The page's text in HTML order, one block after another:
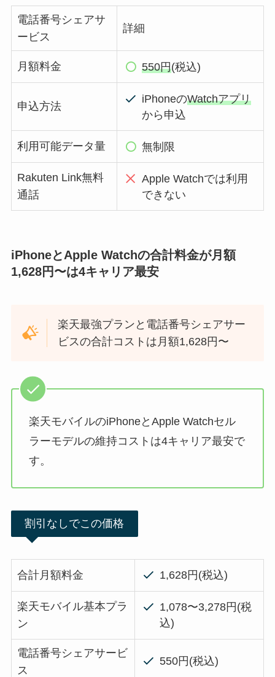
電話番号シェアサ
ービス
詳細
月額料金 550円(税込)
申込方法
iPhoneのWatchアプリ
から申込
利用可能データ量 無制限
Rakuten Link無料
通話
Apple Watchでは利用
できない
iPhoneとApple Watchの合計料金が月額
1,628円〜は4キャリア最安
楽天最強プランと電話番号シェアサー
ビスの合計コストは月額1,628円〜
楽天モバイルのiPhoneとApple Watchセル
ラーモデルの維持コストは4キャリア最安で
す。
割引なしでこの価格
合計月額料金 1,628円(税込)
楽天モバイル基本プラ
ン
1,078〜3,278円(税
込)
電話番号シェアサービ
ス
550円(税込)